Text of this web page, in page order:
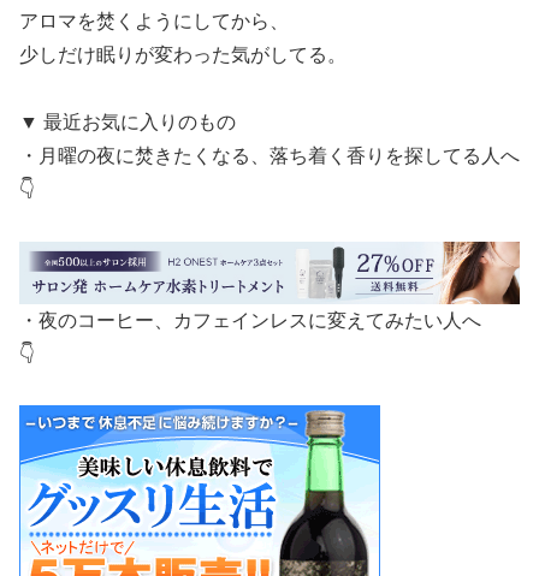
アロマを焚くようにしてから、
少しだけ眠りが変わった気がしてる。
▼ 最近お気に入りのもの
・月曜の夜に焚きたくなる、落ち着く香りを探してる人へ
👇
・夜のコーヒー、カフェインレスに変えてみたい人へ
👇